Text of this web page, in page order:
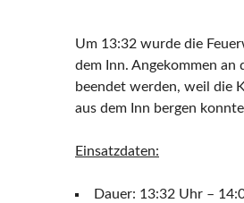
Um 13:32 wurde die
dem Inn. Angekommen an
beendet werden, weil die
aus dem Inn bergen
Einsatzdaten:
Dauer: 13:32 Uhr –